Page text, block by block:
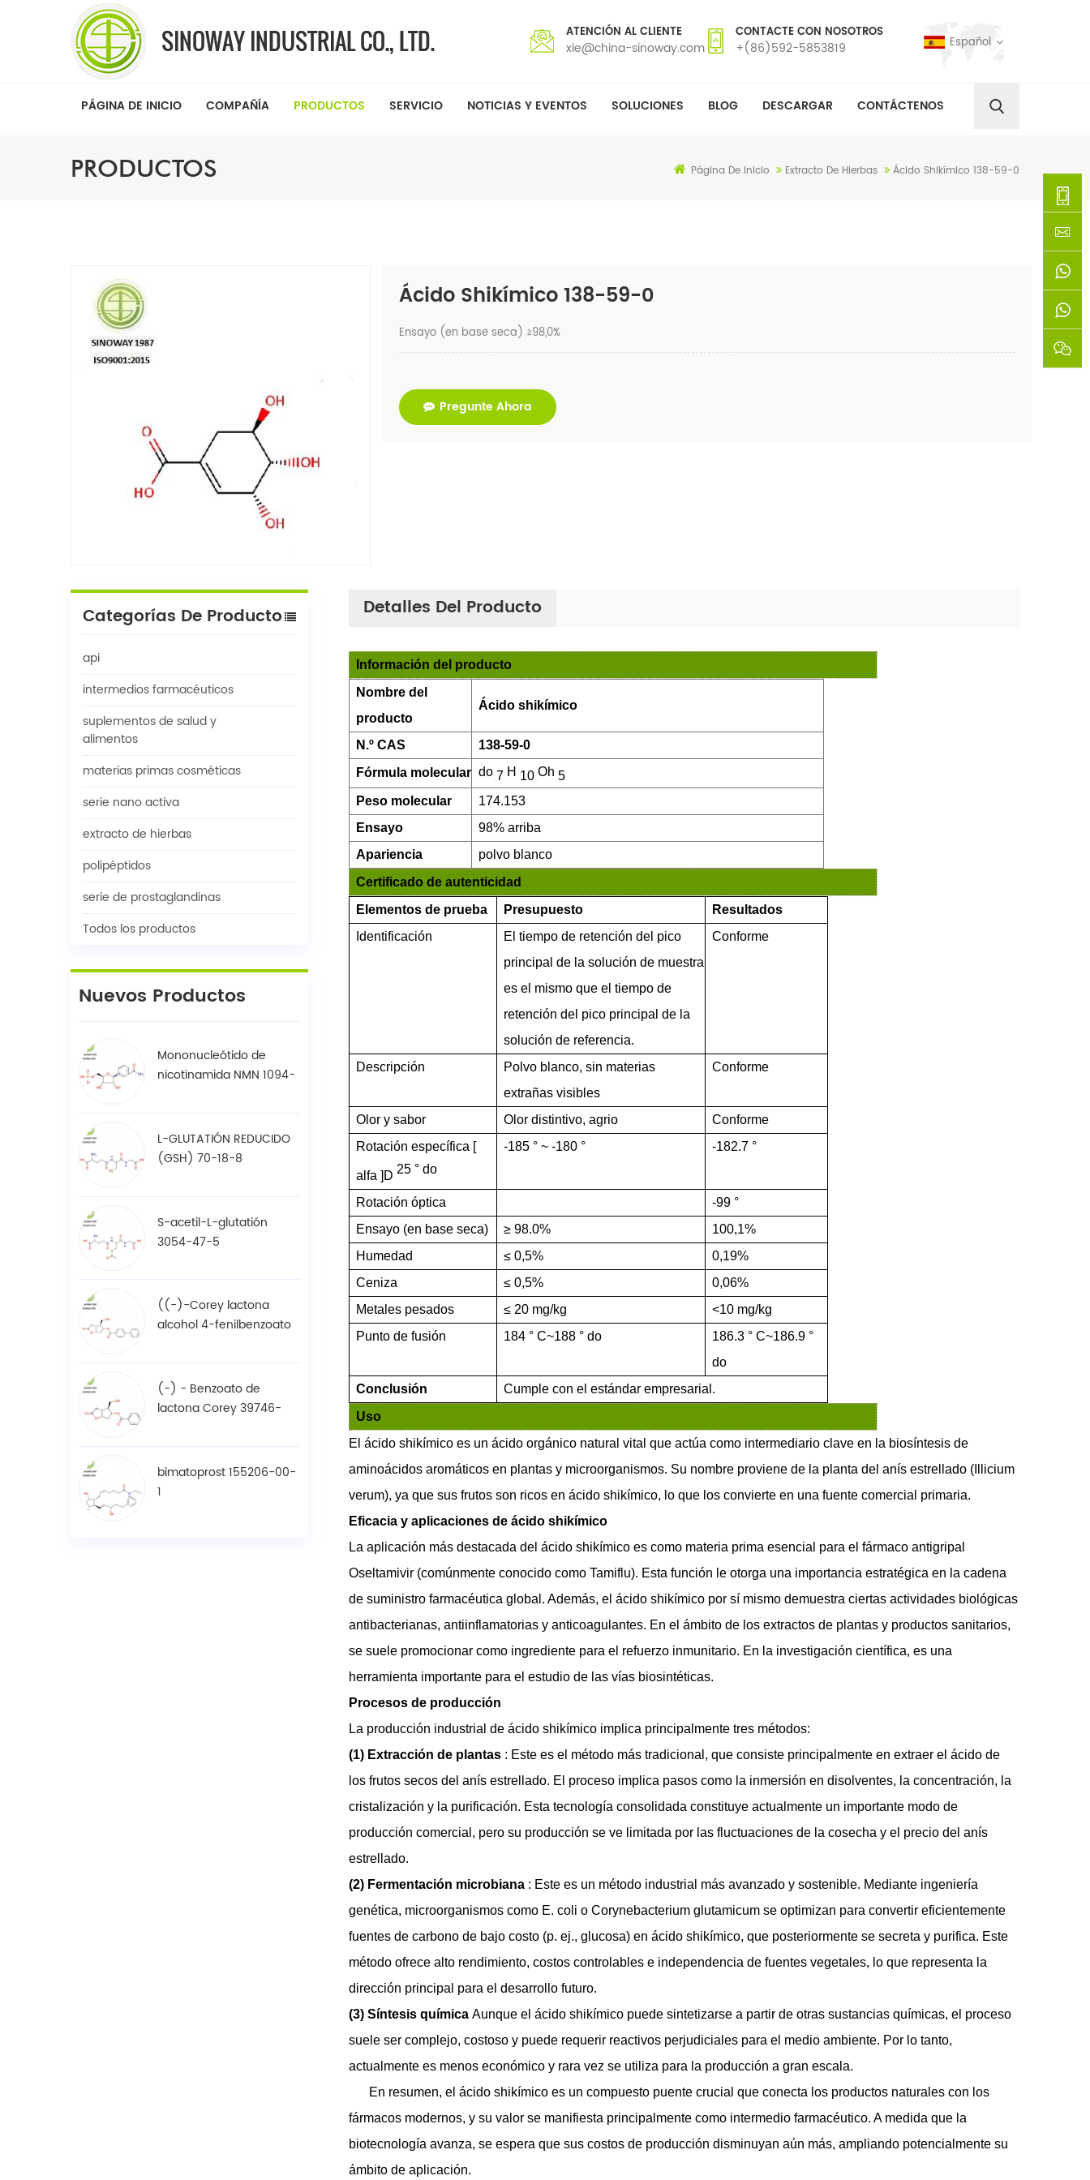
ATENCIÓN AL CLIENTE
xie@china-sinoway.com
CONTACTE CON NOSOTROS
+(86)592-5853819 Español
PÁGINA DE INICIO COMPAÑÍA PRODUCTOS SERVICIO NOTICIAS Y EVENTOS SOLUCIONES BLOG DESCARGAR CONTÁCTENOS
PRODUCTOS Página De Inicio Extracto De Hierbas Ácido Shikímico 138-59-0
Ácido Shikímico 138-59-0
Ensayo (en base seca) ≥98,0%
Pregunte Ahora
Categorías De Producto
api
intermedios farmacéuticos
suplementos de salud y
alimentos
materias primas cosméticas
serie nano activa
extracto de hierbas
polipéptidos
serie de prostaglandinas
Todos los productos
Nuevos Productos
Mononucleótido de
nicotinamida NMN 1094-
L-GLUTATIÓN REDUCIDO
(GSH) 70-18-8
S-acetil-L-glutatión
3054-47-5
((-)-Corey lactona
alcohol 4-fenilbenzoato
(-) - Benzoato de
lactona Corey 39746-
bimatoprost 155206-00-
1
Detalles Del Producto
Información del producto
Nombre del
producto
Ácido shikímico
N.º CAS
138-59-0
Fórmula molecular do 7 H 10 Oh 5
Peso molecular
174.153
Ensayo
98% arriba
Apariencia
polvo blanco
Certificado de autenticidad
Elementos de prueba
Presupuesto
Resultados
Identificación
El tiempo de retención del pico
principal de la solución de muestra
es el mismo que el tiempo de
retención del pico principal de la
solución de referencia.
Conforme
Descripción
Polvo blanco, sin materias
extrañas visibles
Conforme
Olor y sabor Olor distintivo, agrio
Conforme
Rotación específica [
alfa ]D 25 ° do
-185 ° ~ -180 ° -182.7 °
Rotación óptica -99 °
Ensayo (en base seca)
≥ 98.0%
100,1%
Humedad
≤ 0,5%
0,19%
Ceniza
≤ 0,5%
0,06%
Metales pesados
≤ 20 mg/kg
<10 mg/kg
Punto de fusión
184 ° C~188 ° do 186.3 ° C~186.9 °
do
Conclusión
Cumple con el estándar empresarial.
Uso
El ácido shikímico es un ácido orgánico natural vital que actúa como intermediario clave en la biosíntesis de
aminoácidos aromáticos en plantas y microorganismos. Su nombre proviene de la planta del anís estrellado (Illicium
verum), ya que sus frutos son ricos en ácido shikímico, lo que los convierte en una fuente comercial primaria.
Eficacia y aplicaciones de ácido shikímico
La aplicación más destacada del ácido shikímico es como materia prima esencial para el fármaco antigripal
Oseltamivir (comúnmente conocido como Tamiflu). Esta función le otorga una importancia estratégica en la cadena
de suministro farmacéutica global. Además, el ácido shikímico por sí mismo demuestra ciertas actividades biológicas
antibacterianas, antiinflamatorias y anticoagulantes. En el ámbito de los extractos de plantas y productos sanitarios,
se suele promocionar como ingrediente para el refuerzo inmunitario. En la investigación científica, es una
herramienta importante para el estudio de las vías biosintéticas.
Procesos de producción
La producción industrial de ácido shikímico implica principalmente tres métodos:
(1) Extracción de plantas : Este es el método más tradicional, que consiste principalmente en extraer el ácido de
los frutos secos del anís estrellado. El proceso implica pasos como la inmersión en disolventes, la concentración, la
cristalización y la purificación. Esta tecnología consolidada constituye actualmente un importante modo de
producción comercial, pero su producción se ve limitada por las fluctuaciones de la cosecha y el precio del anís
estrellado.
(2) Fermentación microbiana : Este es un método industrial más avanzado y sostenible. Mediante ingeniería
genética, microorganismos como E. coli o Corynebacterium glutamicum se optimizan para convertir eficientemente
fuentes de carbono de bajo costo (p. ej., glucosa) en ácido shikímico, que posteriormente se secreta y purifica. Este
método ofrece alto rendimiento, costos controlables e independencia de fuentes vegetales, lo que representa la
dirección principal para el desarrollo futuro.
(3) Síntesis química Aunque el ácido shikímico puede sintetizarse a partir de otras sustancias químicas, el proceso
suele ser complejo, costoso y puede requerir reactivos perjudiciales para el medio ambiente. Por lo tanto,
actualmente es menos económico y rara vez se utiliza para la producción a gran escala.
En resumen, el ácido shikímico es un compuesto puente crucial que conecta los productos naturales con los
fármacos modernos, y su valor se manifiesta principalmente como intermedio farmacéutico. A medida que la
biotecnología avanza, se espera que sus costos de producción disminuyan aún más, ampliando potencialmente su
ámbito de aplicación.
5853819